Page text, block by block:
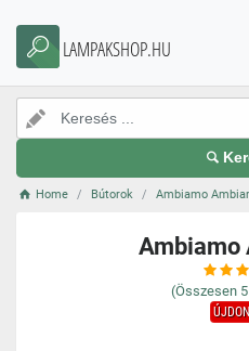
LAMPAKSHOP.HU
Home Bútorok Ambiamo
Ambiamo
(Összesen 5